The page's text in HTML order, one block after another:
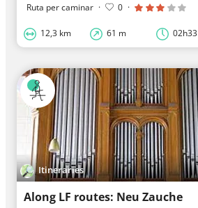
Ruta per caminar · 0 ·
12,3 km 61 m 02h33
Itineraries
Along LF routes: Neu Zauche